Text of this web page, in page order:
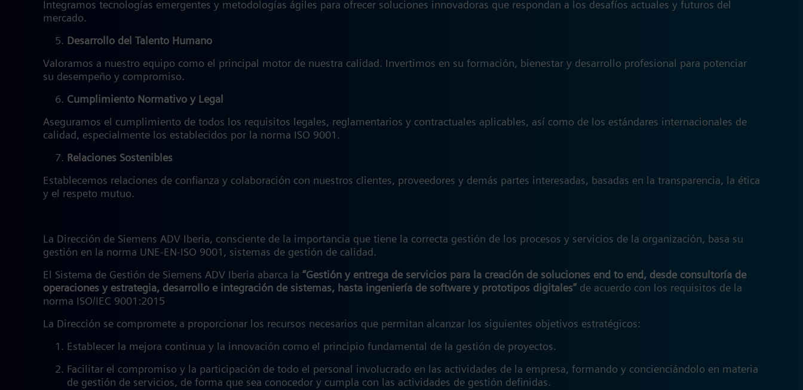
Integramos tecnologías emergentes y metodologías ágiles para ofrecer soluciones innovadoras que respondan a los desafíos actuales y futuros del
mercado.
Desarrollo del Talento Humano
Valoramos a nuestro equipo como el principal motor de nuestra calidad. Invertimos en su formación, bienestar y desarrollo profesional para potenciar
su desempeño y compromiso.
Cumplimiento Normativo y Legal
Aseguramos el cumplimiento de todos los requisitos legales, reglamentarios y contractuales aplicables, así como de los estándares internacionales de
calidad, especialmente los establecidos por la norma ISO 9001.
Relaciones Sostenibles
Establecemos relaciones de confianza y colaboración con nuestros clientes, proveedores y demás partes interesadas, basadas en la transparencia, la ética
y el respeto mutuo.
La Dirección de Siemens ADV Iberia, consciente de la importancia que tiene la correcta gestión de los procesos y servicios de la organización, basa su
gestión en la norma UNE-EN-ISO 9001, sistemas de gestión de calidad.
El Sistema de Gestión de Siemens ADV Iberia abarca la “Gestión y entrega de servicios para la creación de soluciones end to end, desde consultoría de
operaciones y estrategia, desarrollo e integración de sistemas, hasta ingeniería de software y prototipos digitales” de acuerdo con los requisitos de la
norma ISO/IEC 9001:2015
La Dirección se compromete a proporcionar los recursos necesarios que permitan alcanzar los siguientes objetivos estratégicos:
Establecer la mejora continua y la innovación como el principio fundamental de la gestión de proyectos.
Facilitar el compromiso y la participación de todo el personal involucrado en las actividades de la empresa, formando y concienciándolo en materia
de gestión de servicios, de forma que sea conocedor y cumpla con las actividades de gestión definidas.